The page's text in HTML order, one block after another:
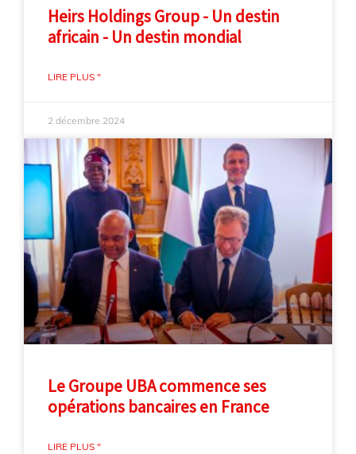
Heirs Holdings Group - Un destin
africain - Un destin mondial
LIRE PLUS "
2 décembre 2024
Le Groupe UBA commence ses
opérations bancaires en France
LIRE PLUS "